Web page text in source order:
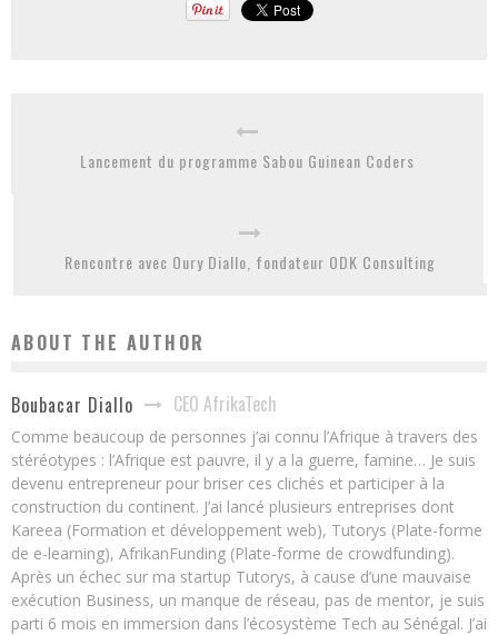
Lancement du programme Sabou Guinean Coders
Rencontre avec Oury Diallo, fondateur ODK Consulting
ABOUT THE AUTHOR
Boubacar Diallo CEO AfrikaTech
Comme beaucoup de personnes j’ai connu l’Afrique à travers des
stéréotypes : l’Afrique est pauvre, il y a la guerre, famine… Je suis
devenu entrepreneur pour briser ces clichés et participer à la
construction du continent. J’ai lancé plusieurs entreprises dont
Kareea (Formation et développement web), Tutorys (Plate-forme
de e-learning), AfrikanFunding (Plate-forme de crowdfunding).
Après un échec sur ma startup Tutorys, à cause d’une mauvaise
exécution Business, un manque de réseau, pas de mentor, je suis
parti 6 mois en immersion dans l’écosystème Tech au Sénégal. J’ai